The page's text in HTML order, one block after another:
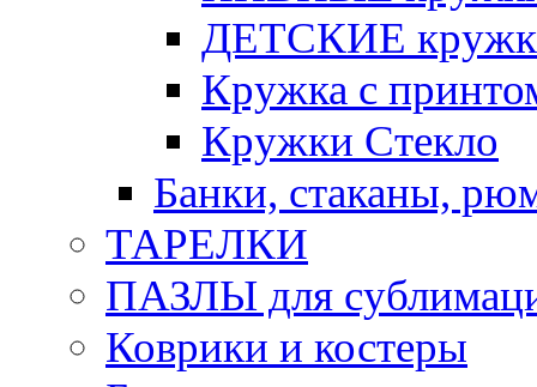
ДЕТСКИЕ
Кружка с
Кружки Стекло
Банки, стаканы,
ТАРЕЛКИ
ПАЗЛЫ для
Коврики и костеры